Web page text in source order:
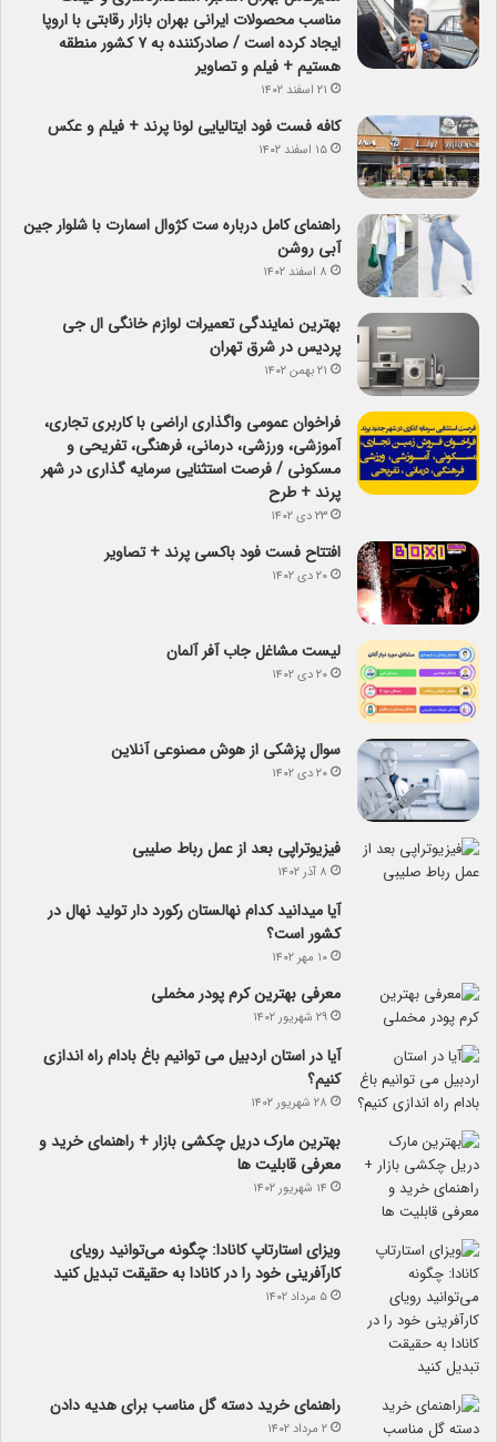
مناسب محصولات ایرانی بهران بازار رقابتی با اروپا
ایجاد کرده است / صادرکننده به ۷ کشور منطقه
هستیم + فیلم و تصاویر
۲۱ اسفند ۱۴۰۲
کافه فست فود ایتالیایی لونا پرند + فیلم و عکس
۱۵ اسفند ۱۴۰۲
راهنمای کامل درباره ست کژوال اسمارت با شلوار جین
آبی روشن
۸ اسفند ۱۴۰۲
بهترین نمایندگی تعمیرات لوازم خانگی ال جی
پردیس در شرق تهران
۲۱ بهمن ۱۴۰۲
فراخوان عمومی واگذاری اراضی با کاربری تجاری،
آموزشی، ورزشی، درمانی، فرهنگی، تفریحی و
مسکونی / فرصت استثنایی سرمایه گذاری در شهر
پرند + طرح
۲۳ دی ۱۴۰۲
افتتاح فست فود باکسی پرند + تصاویر
۲۰ دی ۱۴۰۲
لیست مشاغل جاب آفر آلمان
۲۰ دی ۱۴۰۲
سوال پزشکی از هوش مصنوعی آنلاین
۲۰ دی ۱۴۰۲
فیزیوتراپی بعد از عمل رباط صلیبی
۸ آذر ۱۴۰۲
آیا می­دانید کدام نهالستان رکورد دار تولید نهال­ در
کشور است؟
۱۰ مهر ۱۴۰۲
معرفی بهترین کرم پودر مخملی
۲۹ شهریور ۱۴۰۲
آیا در استان اردبیل می توانیم باغ بادام راه اندازی
کنیم؟
۲۸ شهریور ۱۴۰۲
بهترین مارک دریل چکشی بازار + راهنمای خرید و
معرفی قابلیت ها
۱۴ شهریور ۱۴۰۲
ویزای استارتاپ کانادا: چگونه می‌توانید رویای
کارآفرینی خود را در کانادا به حقیقت تبدیل کنید
۵ مرداد ۱۴۰۲
راهنمای خرید دسته گل مناسب برای هدیه دادن
۲ مرداد ۱۴۰۲